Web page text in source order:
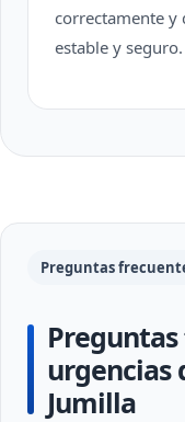
correctamente y
estable y seguro.
Preguntas
urgencias
Jumilla